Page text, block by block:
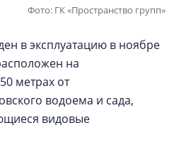
Фото: ГК «Пространство групп»
в эксплуатацию в ноябре
на
метрах от
водоема и сада,
видовые